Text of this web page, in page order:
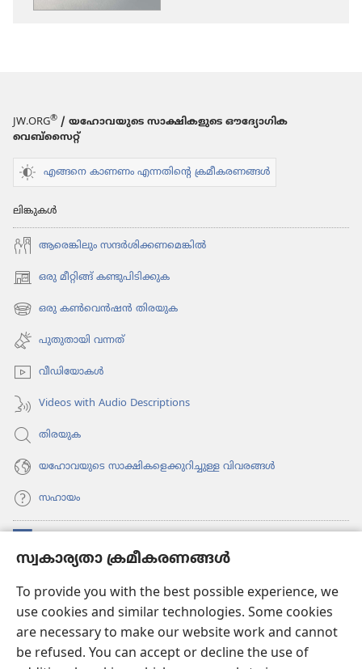
സ്വകാര്യതാ ക്രമീകരണങ്ങൾ
To provide you with the best possible experience, we
use cookies and similar technologies. Some cookies
are necessary to make our website work and cannot
be refused. You can accept or decline the use of
കാര്യങ്ങൾ
JW.ORG® / യഹോവയുടെ സാക്ഷികളുടെ ഔദ്യോഗിക
വെബ്സൈറ്റ്
എങ്ങനെ കാണണം എന്നതിന്റെ ക്രമീകരണങ്ങൾ
ലിങ്കുകൾ
ആരെങ്കി​ലും സന്ദർശി​ക്ക​ണ​മെ​ങ്കിൽ
ഒരു മീറ്റിങ്ങ് കണ്ടുപിടിക്കുക
(പുതിയ
പേജ്
തുറക്കുക)
ഒരു കൺവെൻഷൻ തിരയുക
(പുതിയ
പേജ്
തുറക്കുക)
പുതുതായി വന്നത്‌
വീഡി​യോ​കൾ
Videos with Audio Descriptions
തിരയുക
യഹോവയുടെ സാക്ഷികളെക്കുറിച്ചുള്ള വിവരങ്ങൾ
സഹായം
പേജ്
വാച്ച്ടവര്‍ ഓണ്‍ലൈന്‍ ലൈബ്രറി
(പുതിയ
പേജ്
തുറക്കുക)JW ഹബ്ബ്
(പുതിയ
പേജ്
JW ലൈ​ബ്ര​റി